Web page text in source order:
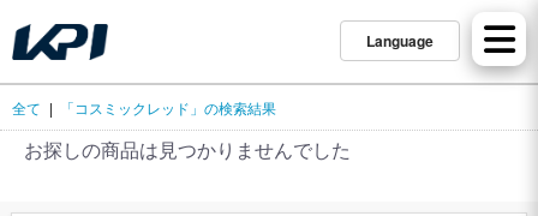
Language
全て | 「コスミックレッド」の検索結果
お探しの商品は見つかりませんでした